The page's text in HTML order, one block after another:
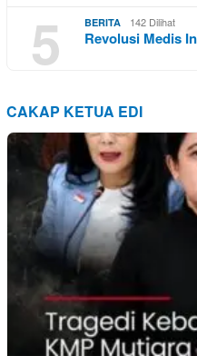
5
BERITA 142 Dilihat
Revolusi Medis
CAKAP KETUA EDI